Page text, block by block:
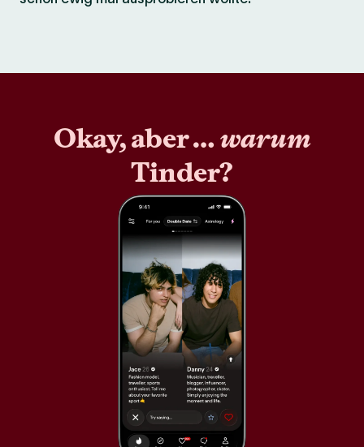
Okay, aber …warum
Tinder?